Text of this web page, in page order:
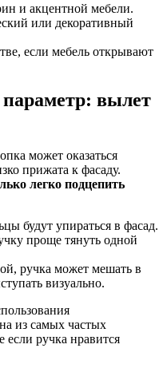
и акцентной мебели.
или декоративный
если мебель открывают
вылет
может оказаться
прижата к фасаду.
легко подцепить
будут упираться в фасад.
проще тянуть одной
ручка может мешать в
визуально.
из самых частых
если ручка нравится